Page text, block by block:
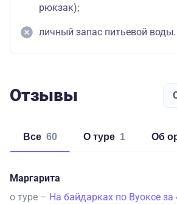
рюкзак);
личный запас питьевой воды.
Отзывы
Все 60 о туре 1 об
Маргарита
о туре – На байдарках по Вуоксе